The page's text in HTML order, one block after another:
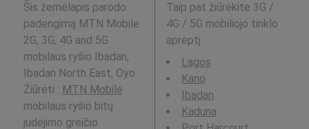
Šis žemėlapis parodo
padengimą MTN Mobile
2G, 3G, 4G and 5G
mobilaus ryšio Ibadan,
Ibadan North East, Oyo.
Žiūrėti : MTN Mobile
mobilaus ryšio bitų
judėjimo greičio
Taip pat žiūrėkite 3G /
4G / 5G mobiliojo tinklo
aprėptį :
Lagos
Kano
Ibadan
Kaduna